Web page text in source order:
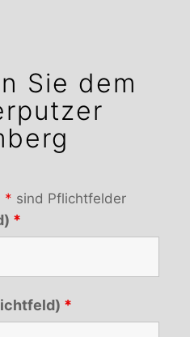
Sie dem
* sind Pflichtfelder
*
*